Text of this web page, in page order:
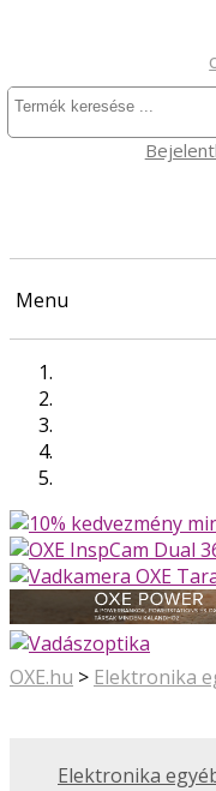
Menu
OXE.hu > Elektronika
Elektronika